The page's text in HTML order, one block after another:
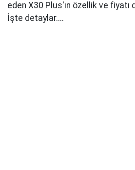
eden X30 Plus'ın özellik ve fiyatı
İşte detaylar....